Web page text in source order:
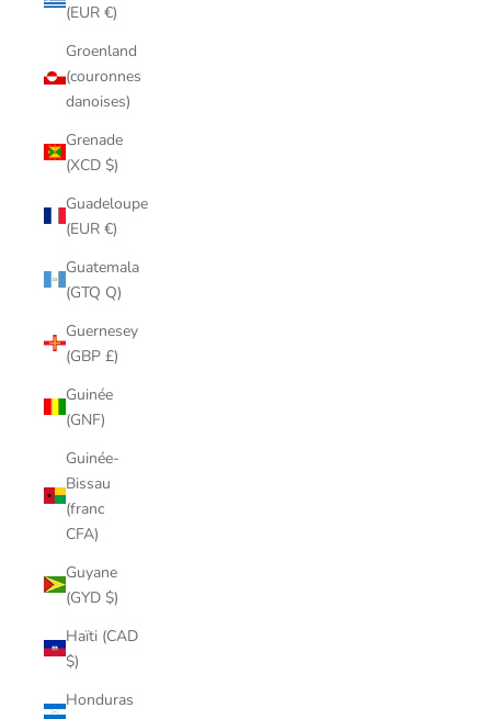
(EUR €)
Groenland
(couronnes
danoises)
Grenade
(XCD $)
Guadeloupe
(EUR €)
Guatemala
(GTQ Q)
Guernesey
(GBP £)
Guinée
(GNF)
Guinée-
Bissau
(franc
CFA)
Guyane
(GYD $)
Haïti (CAD
$)
Honduras